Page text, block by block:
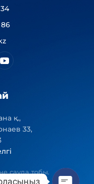
86
қ.,
33,
сауда тобы.